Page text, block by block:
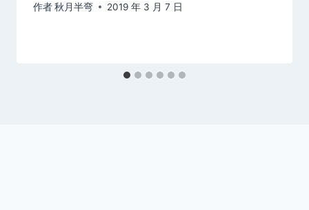
作者秋月半弯 2019 年 3 月 7 日